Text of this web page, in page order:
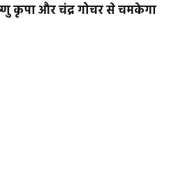
कृपा और चंद्र गोचर से चमकेगा